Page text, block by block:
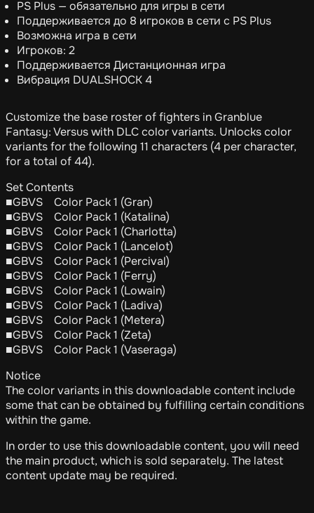
PS Plus — обязательно для игры в сети
Поддерживается до 8 игроков в сети с PS Plus
Возможна игра в сети
Игроков: 2
Поддерживается Дистанционная игра
Вибрация DUALSHOCK 4
Customize the base roster of fighters in Granblue
Fantasy: Versus with DLC color variants. Unlocks color
variants for the following 11 characters (4 per character,
for a total of 44).
Set Contents
■GBVS Color Pack 1 (Gran)
■GBVS Color Pack 1 (Katalina)
■GBVS Color Pack 1 (Charlotta)
■GBVS Color Pack 1 (Lancelot)
■GBVS Color Pack 1 (Percival)
■GBVS Color Pack 1 (Ferry)
■GBVS Color Pack 1 (Lowain)
■GBVS Color Pack 1 (Ladiva)
■GBVS Color Pack 1 (Metera)
■GBVS Color Pack 1 (Zeta)
■GBVS Color Pack 1 (Vaseraga)
Notice
The color variants in this downloadable content include
some that can be obtained by fulfilling certain conditions
within the game.
In order to use this downloadable content, you will need
the main product, which is sold separately. The latest
content update may be required.